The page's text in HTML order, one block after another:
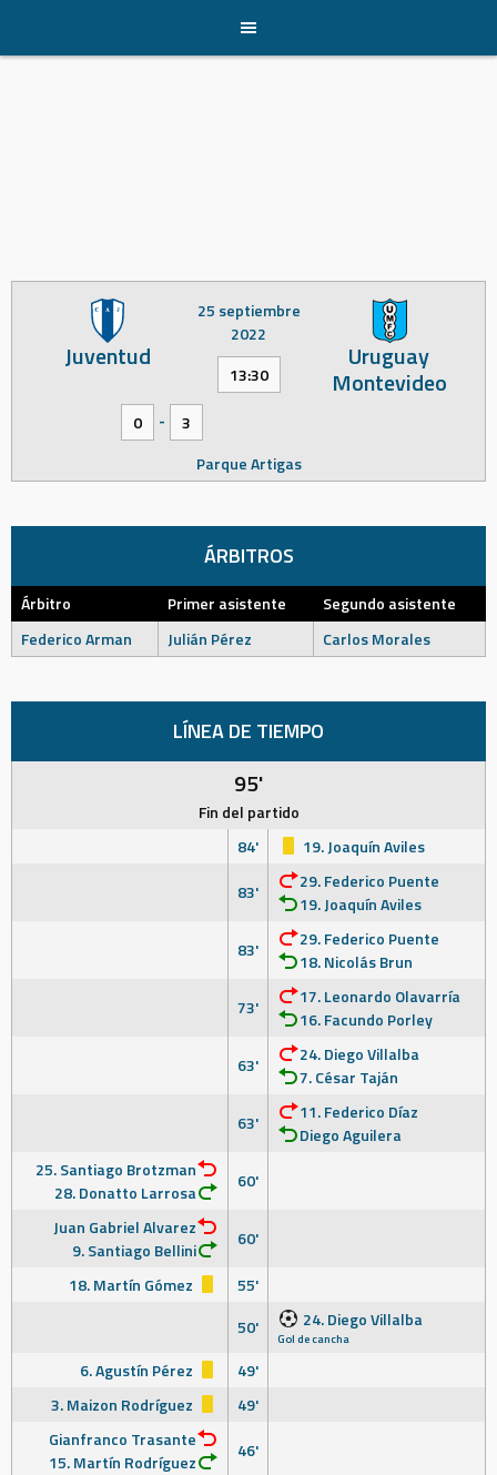
content
Juventud Uruguay
Montevideo
25 septiembre
2022
13:30
0 -
3
Parque Artigas
ÁRBITROS
Árbitro Primer asistente
Segundo asistente
Federico Arman
Julián Pérez Carlos Morales
LÍNEA DE TIEMPO
95'
Fin del partido
84'
19. Joaquín Aviles
83'
29. Federico Puente
19. Joaquín Aviles
83'
29. Federico Puente
18. Nicolás Brun
73'
17. Leonardo Olavarría
16. Facundo Porley
63'
24. Diego Villalba
7. César Taján
63'
11. Federico Díaz
Diego Aguilera
25. Santiago Brotzman
28. Donatto Larrosa
60'
Juan Gabriel Alvarez
9. Santiago Bellini
60'
18. Martín Gómez
55'
50'
24. Diego Villalba
Gol de cancha
6. Agustín Pérez
49'
3. Maizon Rodríguez
49'
Gianfranco Trasante
15. Martín Rodríguez
46'